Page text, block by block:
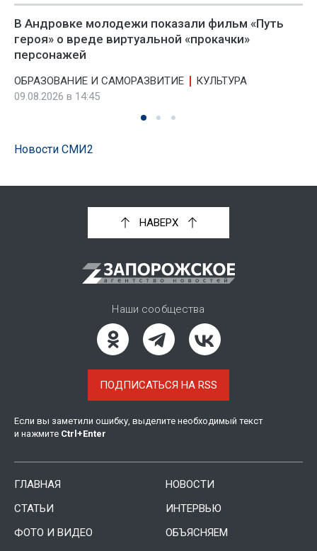
В Андровке молодежи показали фильм «Путь
героя» о вреде виртуальной «прокачки»
персонажей
ОБРАЗОВАНИЕ И САМОРАЗВИТИЕ
КУЛЬТУРА
09.08.2026 в 14:45
Новости СМИ2
НАВЕРХ
Наши сообщества
ПОДПИСАТЬСЯ НА RSS
Если вы заметили ошибку, выделите необходимый текст
и нажмите Ctrl +Enter
ГЛАВНАЯ
НОВОСТИ
СТАТЬИ
ИНТЕРВЬЮ
ФОТО И ВИДЕО
ОБЪЯСНЯЕМ